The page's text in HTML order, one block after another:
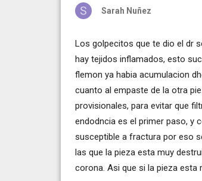
Sarah Nuñez
Los golpecitos que te dio el dr
hay tejidos inflamados, esto
flemon ya habia acumulacion
cuanto al empaste de la otra
provisionales, para evitar que
endodncia es el primer paso, y
susceptible a fractura por eso
las que la pieza esta muy
corona. Asi que si la pieza